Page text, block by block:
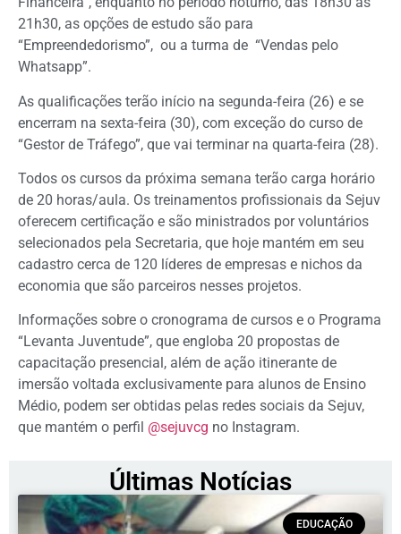
21h30, as opções de estudo são para
“Empreendedorismo”, ou a turma de “Vendas pelo
Whatsapp”.
As qualificações terão início na segunda-feira (26) e se
encerram na sexta-feira (30), com exceção do curso de
“Gestor de Tráfego”, que vai terminar na quarta-feira (28).
Todos os cursos da próxima semana terão carga horário
de 20 horas/aula. Os treinamentos profissionais da Sejuv
oferecem certificação e são ministrados por voluntários
selecionados pela Secretaria, que hoje mantém em seu
cadastro cerca de 120 líderes de empresas e nichos da
economia que são parceiros nesses projetos.
Informações sobre o cronograma de cursos e o Programa
“Levanta Juventude”, que engloba 20 propostas de
capacitação presencial, além de ação itinerante de
imersão voltada exclusivamente para alunos de Ensino
Médio, podem ser obtidas pelas redes sociais da Sejuv,
que mantém o perfil @sejuvcg no Instagram.
Últimas Notícias
EDUCAÇÃO